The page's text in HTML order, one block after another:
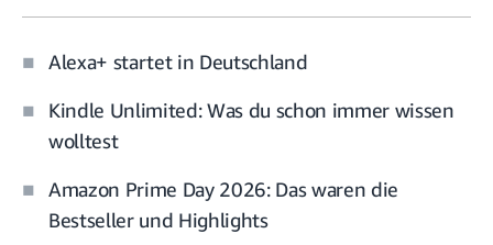
Alexa+ startet in Deutschland
Kindle Unlimited: Was du schon immer wissen
wolltest
Amazon Prime Day 2026: Das waren die
Bestseller und Highlights